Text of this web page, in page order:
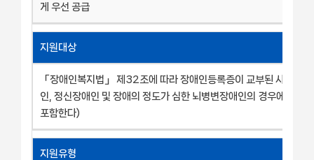
게 우선 공급
지원대상
「장애인복지법」 제32조에 따라 장애인등록증이 교부된 사람(지
인, 정신장애인 및 장애의 정도가 심한 뇌병변장애인의 경우에는 그
포함한다)
지원유형